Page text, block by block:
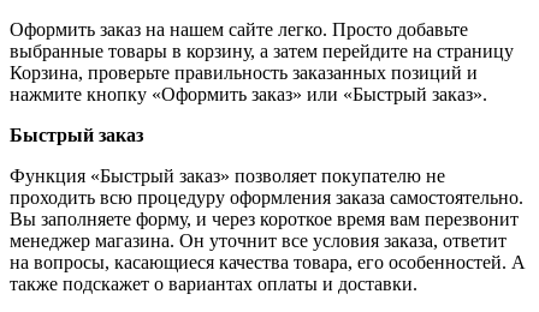
Оформить заказ на нашем сайте легко. Просто добавьте
выбранные товары в корзину, а затем перейдите на страницу
Корзина, проверьте правильность заказанных позиций и
нажмите кнопку «Оформить заказ» или «Быстрый заказ».
Быстрый заказ
Функция «Быстрый заказ» позволяет покупателю не
проходить всю процедуру оформления заказа самостоятельно.
Вы заполняете форму, и через короткое время вам перезвонит
менеджер магазина. Он уточнит все условия заказа, ответит
на вопросы, касающиеся качества товара, его особенностей. А
также подскажет о вариантах оплаты и доставки.